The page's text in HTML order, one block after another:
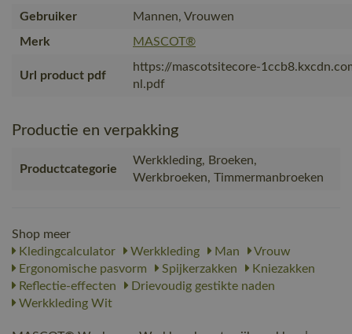
Gebruiker
Mannen, Vrouwen
Merk
MASCOT®
Url product pdf
https://mascotsitecore-
nl.pdf
Productie en verpakking
Productcategorie
Werkkleding, Broeken,
Werkbroeken, Timmermanbroeken
Shop meer
Kledingcalculator
Werkkleding Man
Vrouw
Ergonomische pasvorm
Spijkerzakken
Kniezakken
Reflectie-effecten
Drievoudig gestikte naden
Werkkleding Wit